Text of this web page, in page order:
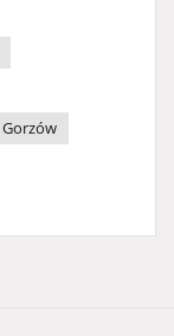
Gorzów